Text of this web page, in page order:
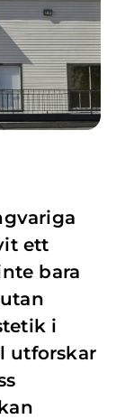
ett
bara
i
utforskar